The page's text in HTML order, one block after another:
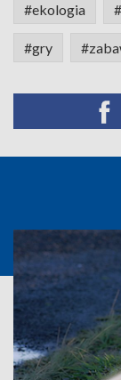
#ekologia
#gry